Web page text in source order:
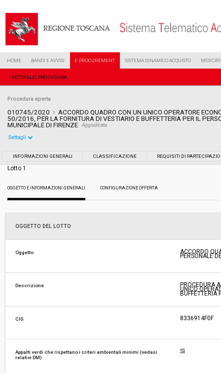
HOME BANDI E AVVISI E-PROCUREMENT SISTEMA DINAMICO ACQUISTO
DETTAGLIO PROCEDURA
Procedura aperta
010745/2020
ACCORDO QUADRO CON UN UNICO OPERATORE
50/2016, PER LA FORNITURA DI VESTIARIO E BUFFETTERIA PER IL
MUNICIPALE DI FIRENZE
Aggiudicata
Tipo di contratto:
Data pubblicazione:
Svolgimento:
Responsabile attuale:
COMUNE DI FIRENZE - SERVIZIO SUPPORTO
AMMINISTRATIVO - POLIZIA MUNICIPALE
Dettagli
INFORMAZIONI GENERALI CLASSIFICAZIONE REQUISITI DI
Lotto 1
OGGETTO E INFORMAZIONI GENERALI CONFIGURAZIONE OFFERTA
OGGETTO DEL LOTTO
Oggetto ACCORDO
PERSONALE
Descrizione PROCEDURA
UNICO
BUFFETTERIA
CIG 8336914F0F
Appalti verdi che rispettano i criteri ambientali minimi (vedasi
relativi DM)
Sì